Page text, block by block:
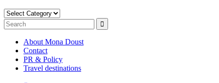
Categories
Search
for:
About Mona Doust
Contact
PR & Policy
Travel destinations